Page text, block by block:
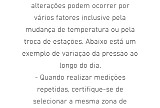
alterações podem ocorrer por
vários fatores inclusive pela
mudança de temperatura ou pela
troca de estações. Abaixo está um
exemplo de variação da pressão ao
longo do dia.
- Quando realizar medições
repetidas, certifique-se de
selecionar a mesma zona de